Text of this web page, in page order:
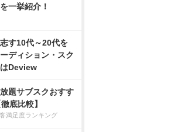
一挙紹介！
す10代～20代を
ディション・スク
Deview
題サブスクおすす
底比較】
満足度ランキング